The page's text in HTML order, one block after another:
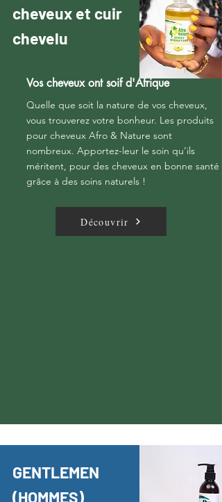
cheveux et cuir
chevelu
Vos cheveux ont soif d'Afrique
Quelle que soit la nature de vos cheveux,
vous trouverez votre bonheur. Les produits
pour cheveux Afro & Nature sont
nombreux. Apportez-leur le soin qu’ils
méritent, pour des cheveux en bonne santé
grâce à des soins naturels !
Découvrir
GENTLEMEN
(HOMMES)